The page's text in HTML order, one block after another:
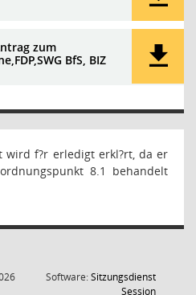
zum
BfS, BIZ
wird f?r erledigt erkl?rt, da er
8.1 behandelt
Software:Sitzungsdienst
Session(Wird in